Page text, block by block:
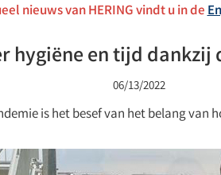
nieuws van HERING vindt u in de
hygiëne en tijd
06/13/2022
is het besef van het belang van